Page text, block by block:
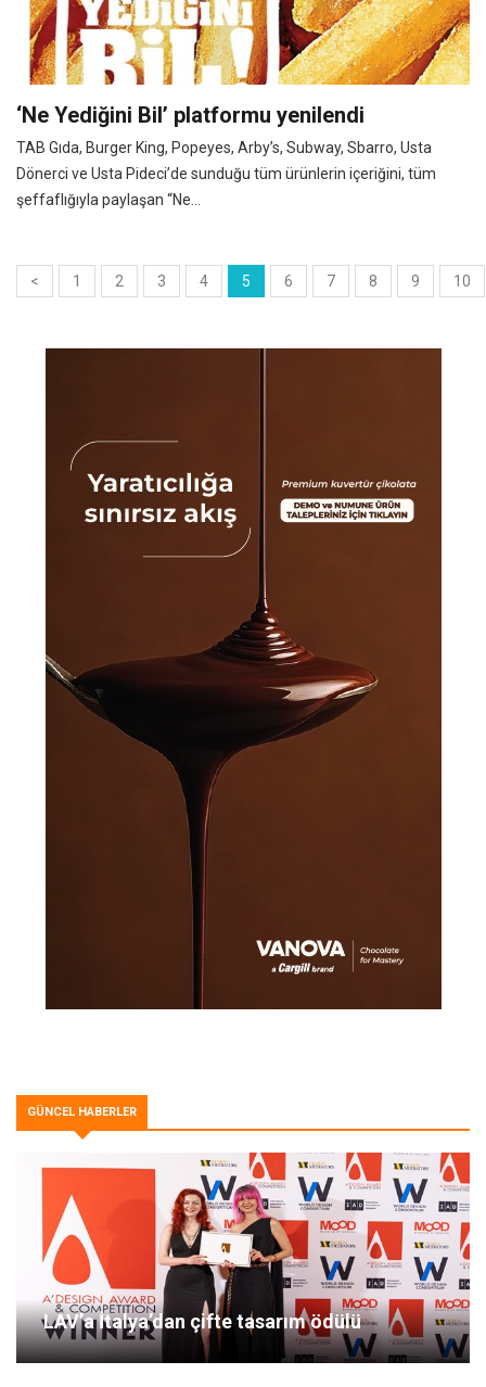
‘Ne Yediğini Bil’ platformu yenilendi
TAB Gıda, Burger King, Popeyes, Arby’s, Subway, Sbarro, Usta
Dönerci ve Usta Pideci’de sunduğu tüm ürünlerin içeriğini, tüm
şeffaflığıyla paylaşan “Ne...
< 1 2 3 4 5 6 7 8 9 10
GÜNCEL HABERLER
LAV’a İtalya’dan çifte tasarım ödülü